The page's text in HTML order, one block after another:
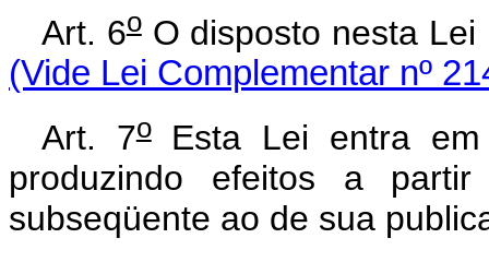
Art. 6oO disposto nesta
(Vide Lei Complementar nº
Art. 7oEsta Lei entra em
produzindo efeitos a
subseqüente ao de sua